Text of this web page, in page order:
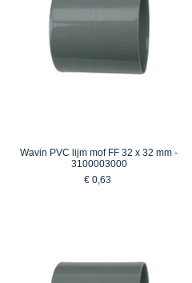
Wavin PVC lijm mof FF 32 x 32 mm -
3100003000
€ 0,63